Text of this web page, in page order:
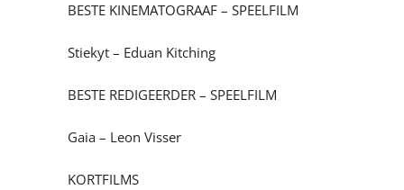
BESTE KINEMATOGRAAF – SPEELFILM
Stiekyt – Eduan Kitching
BESTE REDIGEERDER – SPEELFILM
Gaia – Leon Visser
KORTFILMS